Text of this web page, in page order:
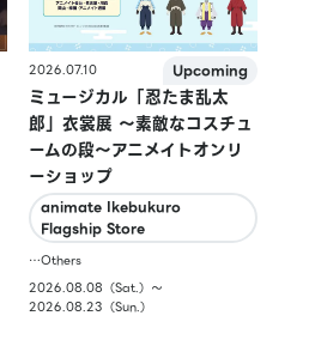
2026.07.10
ミュージカル「忍たま乱太
郎」衣裳展 ～素敵なコスチュ
ームの段～アニメイトオンリ
ーショップ
animate Ikebukuro
Flagship Store
…Others
2026.08.08（Sat.）〜
2026.08.23（Sun.）